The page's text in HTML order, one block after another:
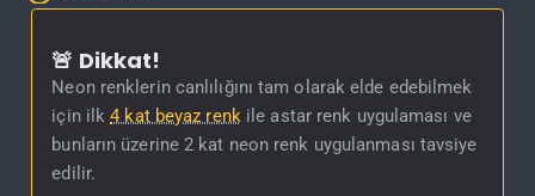
🚨 Dikkat!
Neon renklerin canlılığını tam olarak elde edebilmek
için ilk4 kat beyaz renk ile astar renk uygulaması ve
bunların üzerine 2 kat neon renk uygulanması tavsiye
edilir.